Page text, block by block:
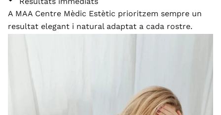
A MAA Centre Mèdic Estètic prioritzem sempre un
resultat elegant i natural adaptat a cada rostre.